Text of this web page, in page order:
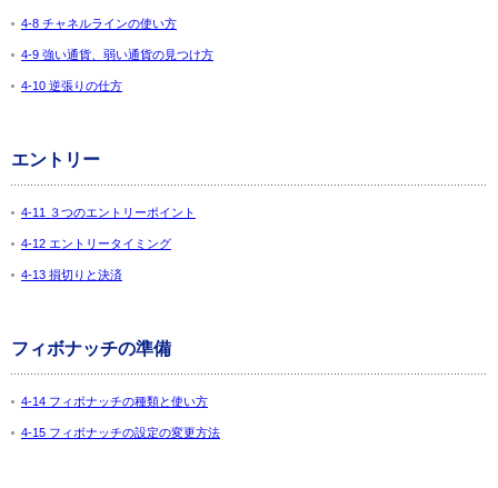
4-8 チャネルラインの使い方
4-9 強い通貨、弱い通貨の見つけ方
4-10 逆張りの仕方
エントリー
4-11 ３つのエントリーポイント
4-12 エントリータイミング
4-13 損切りと決済
フィボナッチの準備
4-14 フィボナッチの種類と使い方
4-15 フィボナッチの設定の変更方法